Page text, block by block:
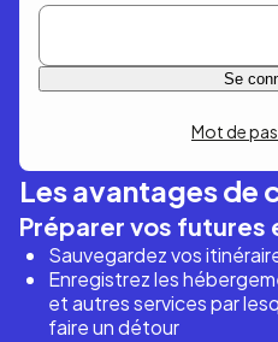
Mot de
Les avantages de
Préparer vos futures
Sauvegardez vos
Enregistrez les
et autres services par
faire un détour